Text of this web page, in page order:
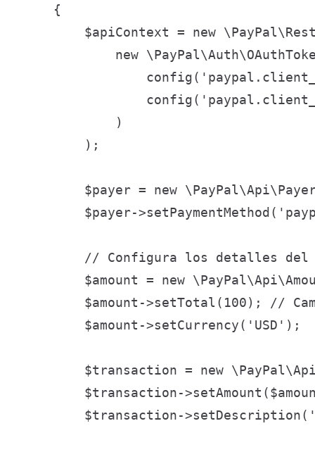
    {
$apiContext = new
new
            )
        );
$payer = new
$payer-
// Configura los detalles del
$amount = new
$amount->setTotal(100); //
        $amount->setCurrency('USD');
$transaction = new
$transaction-
$transaction-